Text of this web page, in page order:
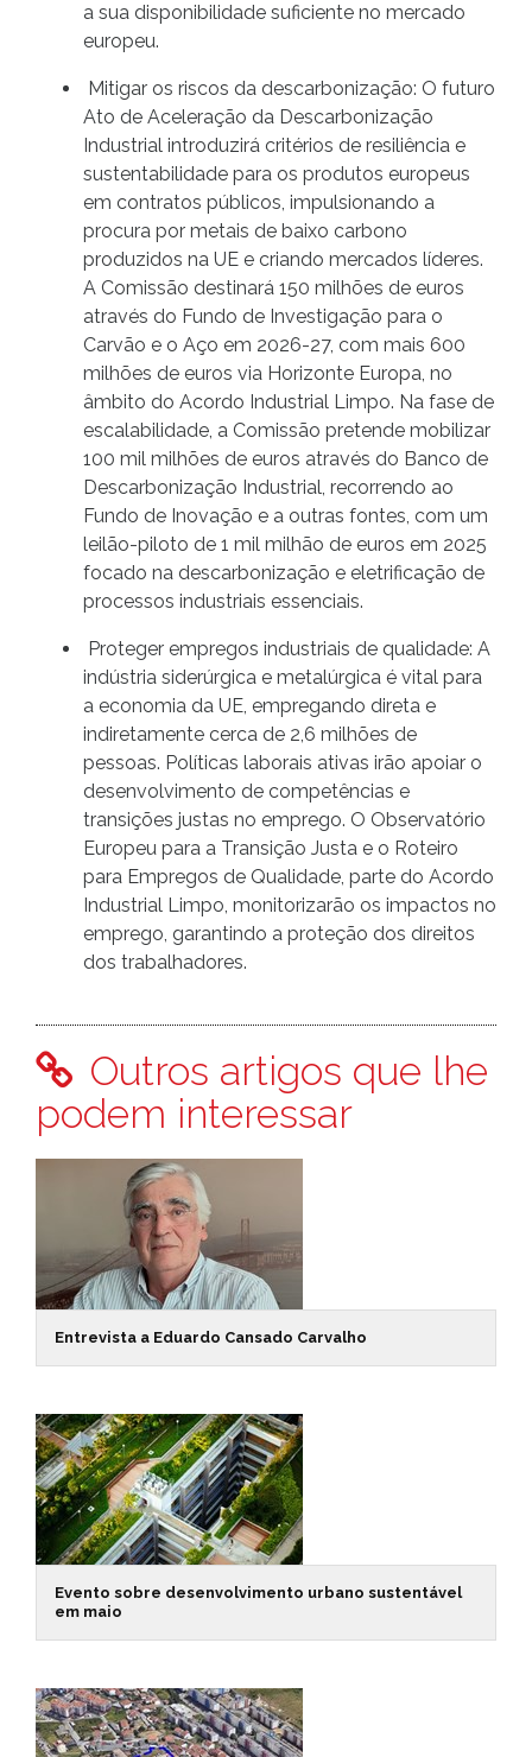
a sua disponibilidade suficiente no mercado
europeu.
Mitigar os riscos da descarbonização: O futuro
Ato de Aceleração da Descarbonização
Industrial introduzirá critérios de resiliência e
sustentabilidade para os produtos europeus
em contratos públicos, impulsionando a
procura por metais de baixo carbono
produzidos na UE e criando mercados líderes.
A Comissão destinará 150 milhões de euros
através do Fundo de Investigação para o
Carvão e o Aço em 2026-27, com mais 600
milhões de euros via Horizonte Europa, no
âmbito do Acordo Industrial Limpo. Na fase de
escalabilidade, a Comissão pretende mobilizar
100 mil milhões de euros através do Banco de
Descarbonização Industrial, recorrendo ao
Fundo de Inovação e a outras fontes, com um
leilão-piloto de 1 mil milhão de euros em 2025
focado na descarbonização e eletrificação de
processos industriais essenciais.
Proteger empregos industriais de qualidade: A
indústria siderúrgica e metalúrgica é vital para
a economia da UE, empregando direta e
indiretamente cerca de 2,6 milhões de
pessoas. Políticas laborais ativas irão apoiar o
desenvolvimento de competências e
transições justas no emprego. O Observatório
Europeu para a Transição Justa e o Roteiro
para Empregos de Qualidade, parte do Acordo
Industrial Limpo, monitorizarão os impactos no
emprego, garantindo a proteção dos direitos
dos trabalhadores.
Outros artigos que lhe
podem interessar
Entrevista a Eduardo Cansado Carvalho
Evento sobre desenvolvimento urbano sustentável
em maio